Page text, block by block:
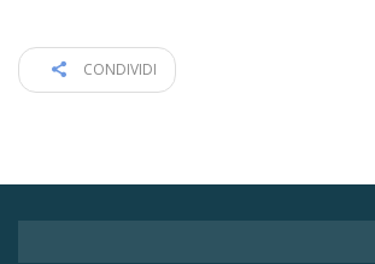
CONDIVIDI